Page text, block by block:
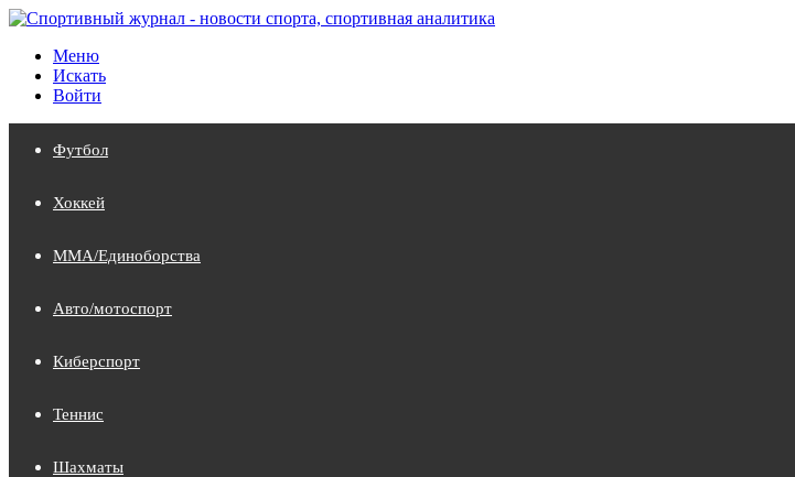
Меню
Искать
Войти
Футбол
Хоккей
MMA/Единоборства
Авто/мотоспорт
Киберспорт
Теннис
Шахматы